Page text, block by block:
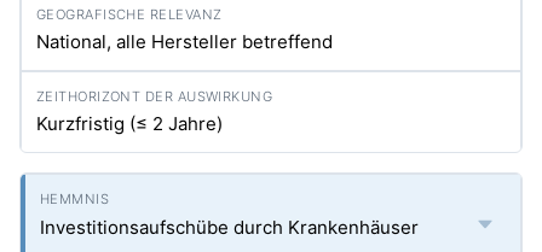
National, alle Hersteller betreffend
Kurzfristig (≤ 2 Jahre)
Investitionsaufschübe durch Krankenhäuser